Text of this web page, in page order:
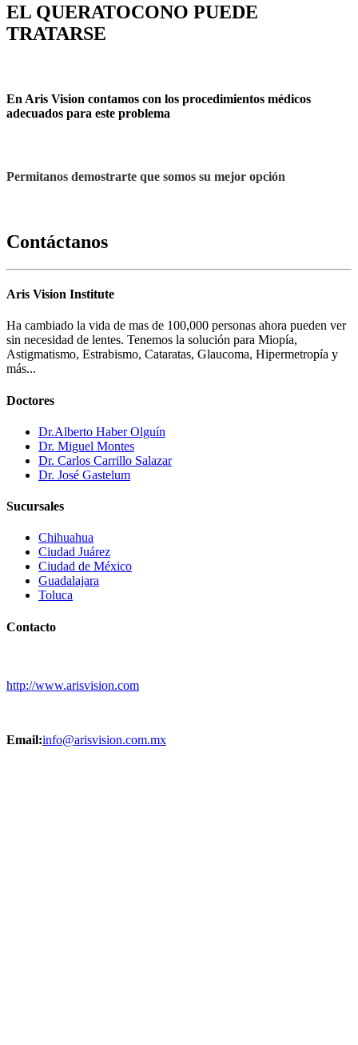
EL QUERATOCONO PUEDE
TRATARSE
En Aris Vision contamos con los procedimientos médicos
adecuados para este problema
Permitanos demostrarte que somos su mejor opción
Contáctanos
Aris Vision Institute
Ha cambiado la vida de mas de 100,000 personas ahora pueden ver
sin necesidad de lentes. Tenemos la solución para Miopía,
Astigmatismo, Estrabismo, Cataratas, Glaucoma, Hipermetropía y
más...
Doctores
Dr.Alberto Haber Olguín
Dr. Miguel Montes
Dr. Carlos Carrillo Salazar
Dr. José Gastelum
Sucursales
Chihuahua
Ciudad Juárez
Ciudad de México
Guadalajara
Toluca
Contacto
http://www.arisvision.com
Email:info@arisvision.com.mx